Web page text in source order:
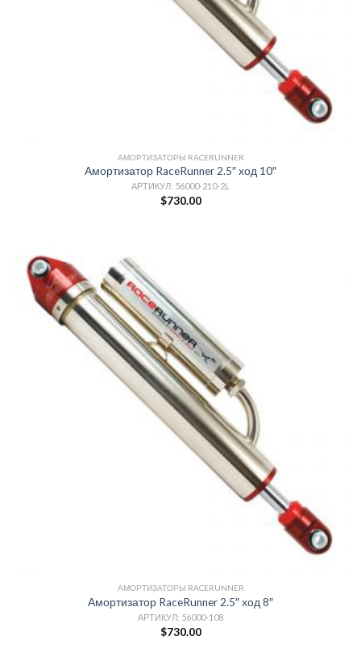
АМОРТИЗАТОРЫ RACERUNNER
Амортизатор RaceRunner 2.5″ ход 10″
АРТИКУЛ: 56000-210-2L
$730.00
АМОРТИЗАТОРЫ RACERUNNER
Амортизатор RaceRunner 2.5″ ход 8″
АРТИКУЛ: 56000-108
$730.00